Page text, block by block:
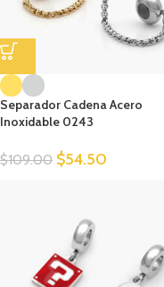
Separador Cadena Acero
Inoxidable 0243
$109.00 $54.50